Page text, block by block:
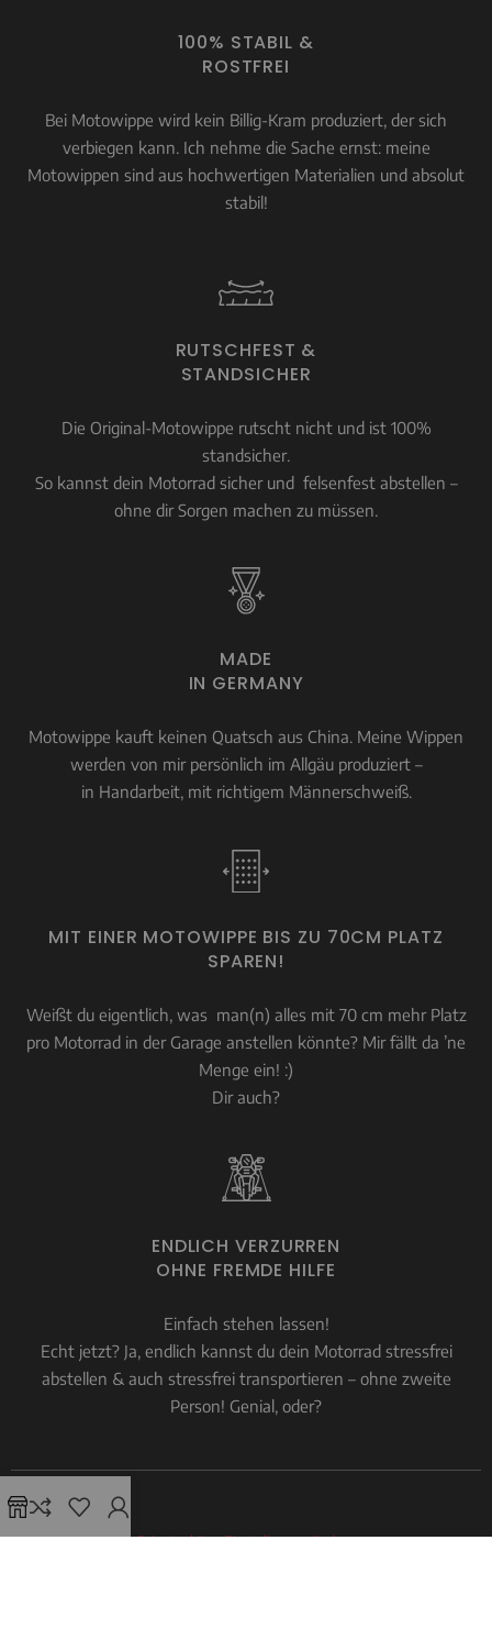
100% STABIL &
ROSTFREI
Bei Motowippe wird kein Billig-Kram produziert, der sich
verbiegen kann. Ich nehme die Sache ernst: meine
Motowippen sind aus hochwertigen Materialien und absolut
stabil!
RUTSCHFEST &
STANDSICHER
Die Original-Motowippe rutscht nicht und ist 100%
standsicher.
So kannst dein Motorrad sicher und felsenfest abstellen –
ohne dir Sorgen machen zu müssen.
MADE
IN GERMANY
Motowippe kauft keinen Quatsch aus China. Meine Wippen
werden von mir persönlich im Allgäu produziert –
in Handarbeit, mit richtigem Männerschweiß.
MIT EINER MOTOWIPPE BIS ZU 70CM PLATZ
SPAREN!
Weißt du eigentlich, was man(n) alles mit 70 cm mehr Platz
pro Motorrad in der Garage anstellen könnte? Mir fällt da ’ne
Menge ein! :)
Dir auch?
ENDLICH VERZURREN
OHNE FREMDE HILFE
Einfach stehen lassen!
Echt jetzt? Ja, endlich kannst du dein Motorrad stressfrei
abstellen & auch stressfrei transportieren – ohne zweite
Person! Genial, oder?
Privatsphäre-Einstellungen ändern